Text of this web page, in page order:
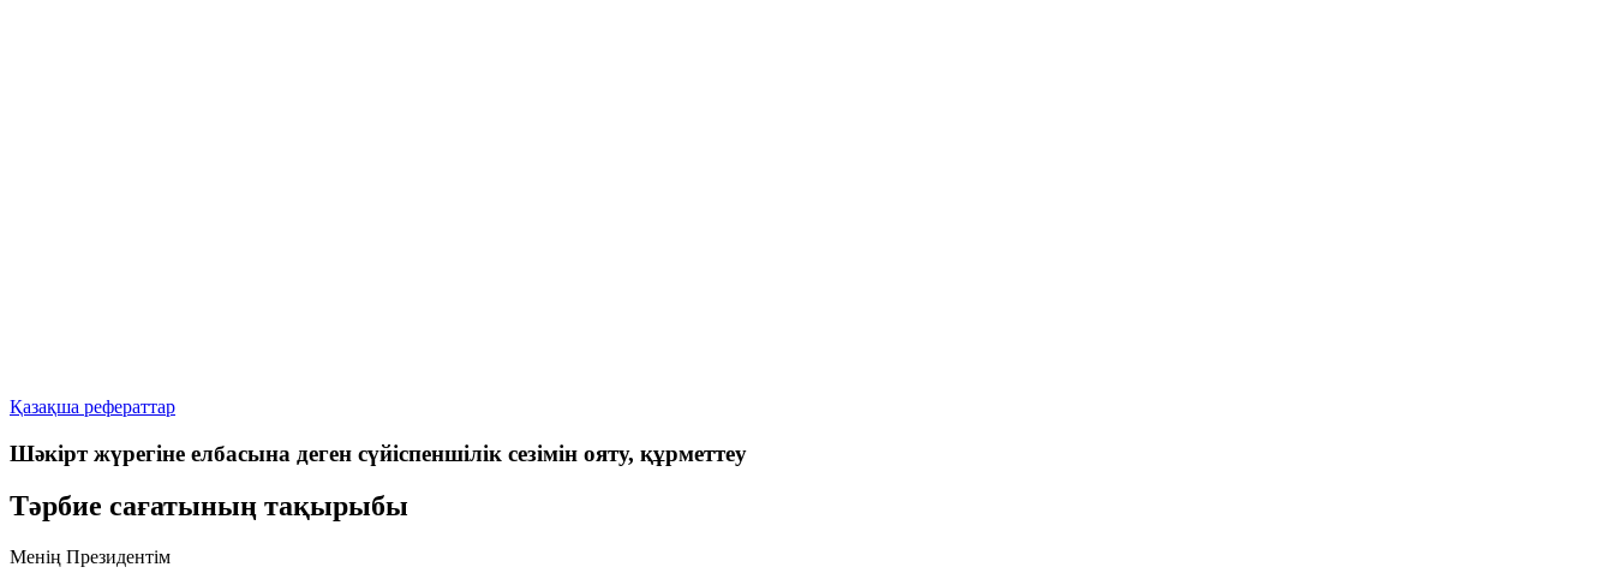
Қазақша рефераттар
Шәкірт жүрегіне елбасына деген сүйіспеншілік сезімін ояту, құрметтеу
Тәрбие сағатының тақырыбы
Менің Президентім